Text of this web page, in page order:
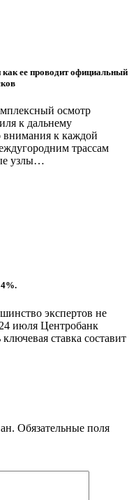
ее проводит официальный
осмотр
к дальнему
внимания к каждой
трассам
узлы…
экспертов не
июля Центробанк
ставка составит
Обязательные поля